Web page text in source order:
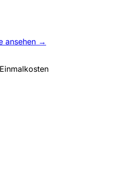
ansehen →